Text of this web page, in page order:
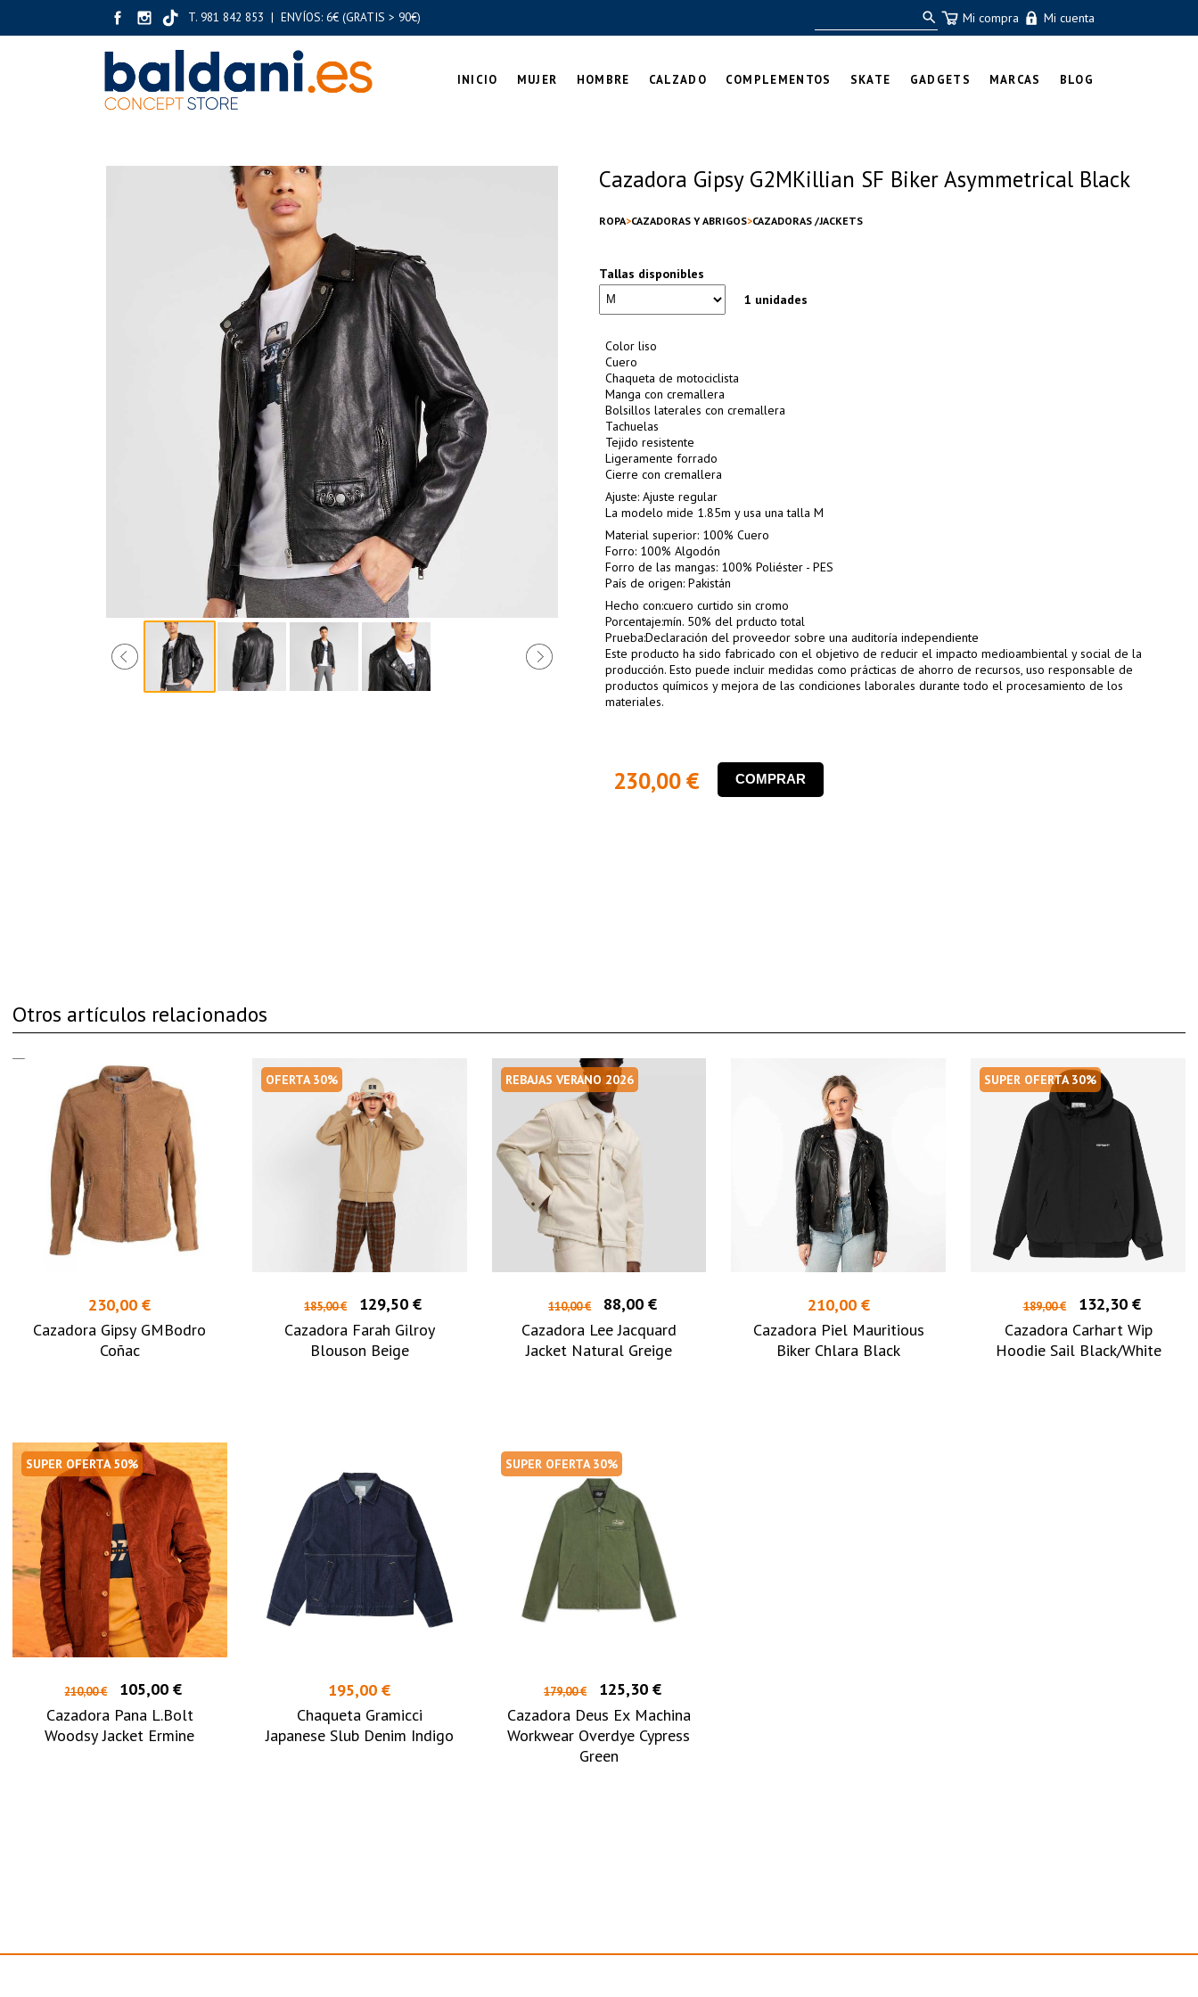
T. 981 842 853 | ENVÍOS: 6€ (GRATIS > 90€) Mi compra Mi cuenta
INICIO MUJER HOMBRE CALZADO COMPLEMENTOS SKATE GADGETS MARCAS BLOG
Cazadora Gipsy G2MKillian SF Biker Asymmetrical Black
ROPA CAZADORAS Y ABRIGOS CAZADORAS /JACKETS
Tallas disponibles
1 unidades
Color liso
Cuero
Chaqueta de motociclista
Manga con cremallera
Bolsillos laterales con cremallera
Tachuelas
Tejido resistente
Ligeramente forrado
Cierre con cremallera
Ajuste: Ajuste regular
La modelo mide 1.85m y usa una talla M
Material superior: 100% Cuero
Forro: 100% Algodón
Forro de las mangas: 100% Poliéster - PES
País de origen: Pakistán
Hecho con:cuero curtido sin cromo
Porcentaje:mín. 50% del prducto total
Prueba:Declaración del proveedor sobre una auditoría independiente
Este producto ha sido fabricado con el objetivo de reducir el impacto medioambiental y social de la
producción. Esto puede incluir medidas como prácticas de ahorro de recursos, uso responsable de
productos químicos y mejora de las condiciones laborales durante todo el procesamiento de los
materiales.
230,00 € COMPRAR
Otros artículos relacionados
230,00 €
Cazadora Gipsy GMBodro
Coñac
OFERTA 30%
185,00 €
129,50 €
Cazadora Farah Gilroy
Blouson Beige
REBAJAS VERANO 2026
110,00 €
88,00 €
Cazadora Lee Jacquard
Jacket Natural Greige
210,00 €
Cazadora Piel Mauritious
Biker Chlara Black
SUPER OFERTA 30%
189,00 €
132,30 €
Cazadora Carhart Wip
Hoodie Sail Black/White
SUPER OFERTA 50%
210,00 €
105,00 €
Cazadora Pana L.Bolt
Woodsy Jacket Ermine
195,00 €
Chaqueta Gramicci
Japanese Slub Denim Indigo
SUPER OFERTA 30%
179,00 €
125,30 €
Cazadora Deus Ex Machina
Workwear Overdye Cypress
Green